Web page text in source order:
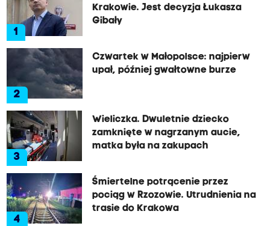
1
Krakowie. Jest decyzja Łukasza
Gibały
2
Czwartek w Małopolsce: najpierw
upał, później gwałtowne burze
3
Wieliczka. Dwuletnie dziecko
zamknięte w nagrzanym aucie,
matka była na zakupach
4
Śmiertelne potrącenie przez
pociąg w Rzozowie. Utrudnienia na
trasie do Krakowa